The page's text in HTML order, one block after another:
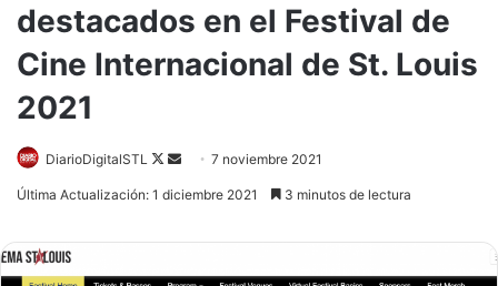
destacados en el Festival de
Cine Internacional de St. Louis
2021
DiarioDigitalSTL
Follow
Send7 noviembre 2021
Última Actualización: 1 diciembre 2021 3 minutos de lectura